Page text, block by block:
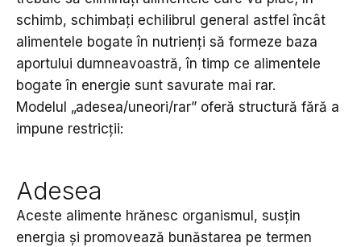
schimb, schimbați echilibrul general astfel încât
alimentele bogate în nutrienți să formeze baza
aportului dumneavoastră, în timp ce alimentele
bogate în energie sunt savurate mai rar.
Modelul „adesea/uneori/rar” oferă structură fără a
impune restricții:
Adesea
Aceste alimente hrănesc organismul, susțin
energia și promovează bunăstarea pe termen